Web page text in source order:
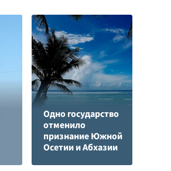
Одно государство
отменило
признание Южной
Осетии и Абхазии